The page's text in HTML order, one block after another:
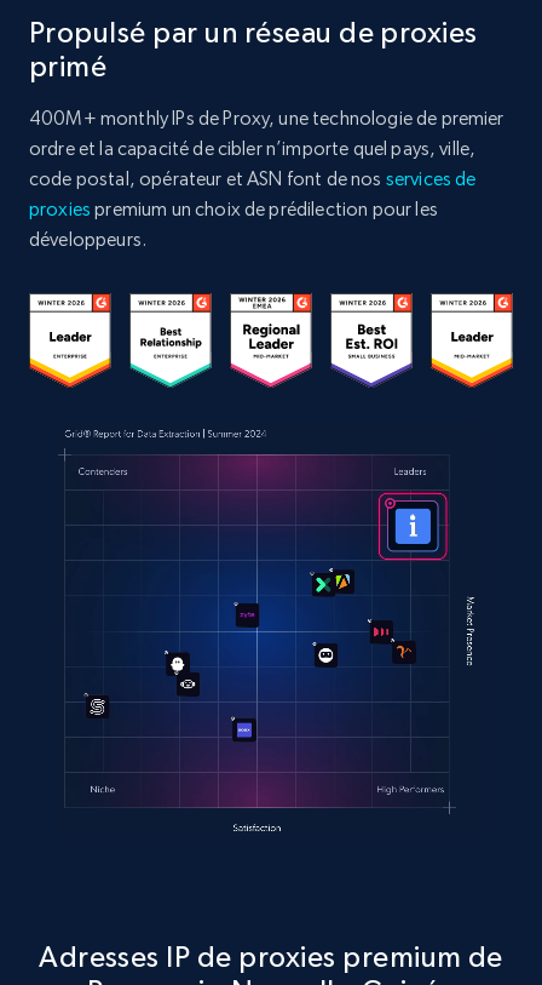
Propulsé par un réseau de proxies
primé
400M+ monthly IPs de Proxy, une technologie de premier
ordre et la capacité de cibler n’importe quel pays, ville,
code postal, opérateur et ASN font de nos services de
proxies premium un choix de prédilection pour les
développeurs.
Adresses IP de proxies premium de